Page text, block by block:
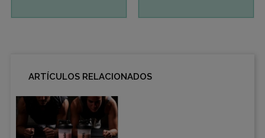
ARTÍCULOS RELACIONADOS